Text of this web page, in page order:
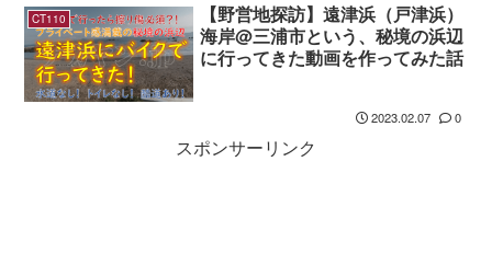
CT110
【野営地探訪】遠津浜（戸津浜）
海岸@三浦市という、秘境の浜辺
に行ってきた動画を作ってみた話
2023.02.07 0
スポンサーリンク